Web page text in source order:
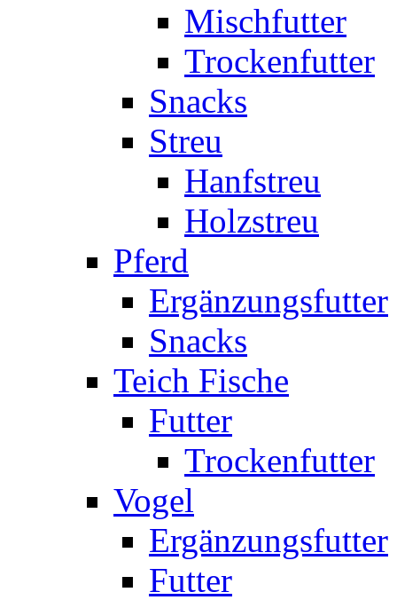
Mischfutter
Trockenfutter
Snacks
Streu
Hanfstreu
Holzstreu
Pferd
Ergänzungsfutter
Snacks
Teich Fische
Futter
Trockenfutter
Vogel
Ergänzungsfutter
Futter